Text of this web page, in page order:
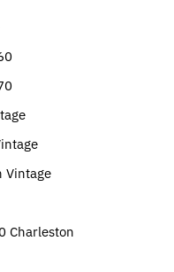
Vintage
Charleston